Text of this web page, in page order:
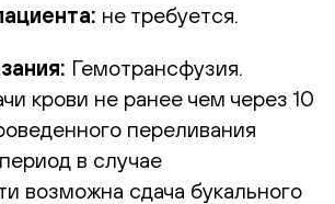
не требуется.
Гемотрансфузия.
крови не ранее чем через 10
переливания
в случае
возможна сдача букального